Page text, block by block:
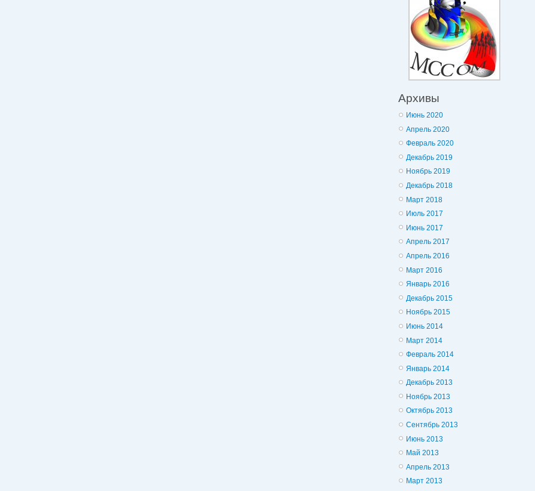
Архивы
Июнь 2020
Апрель 2020
Февраль 2020
Декабрь 2019
Ноябрь 2019
Декабрь 2018
Март 2018
Июль 2017
Июнь 2017
Апрель 2017
Апрель 2016
Март 2016
Январь 2016
Декабрь 2015
Ноябрь 2015
Июнь 2014
Март 2014
Февраль 2014
Январь 2014
Декабрь 2013
Ноябрь 2013
Октябрь 2013
Сентябрь 2013
Июнь 2013
Май 2013
Апрель 2013
Март 2013